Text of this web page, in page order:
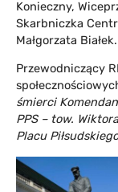
Konieczny,
Skarbniczka
Małgorzata Białek.
Przewodniczący
śmierci
PPS – tow.
Placu